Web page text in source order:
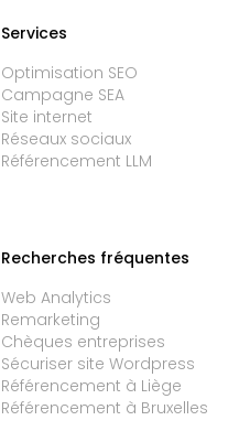
Services
Optimisation SEO
Campagne SEA
Site internet
Réseaux sociaux
Référencement LLM
Recherches fréquentes
Web Analytics
Remarketing
Chèques entreprises
Sécuriser site Wordpress
Référencement à Liège
Référencement à Bruxelles